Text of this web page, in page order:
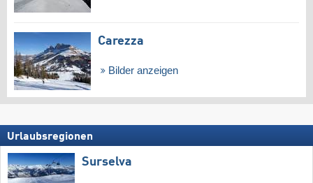
Carezza
Bilder anzeigen
Urlaubsregionen
Surselva